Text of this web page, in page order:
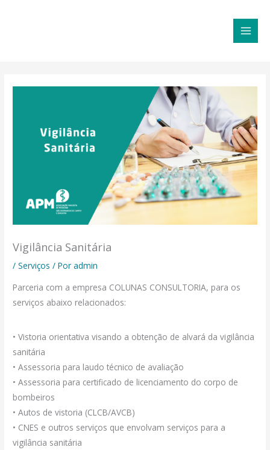
Vigilância Sanitária
/Serviços / Poradmin
Parceria com a empresa COLUNAS CONSULTORIA, para os
serviços abaixo relacionados:
• Vistoria orientativa visando a obtenção de alvará da vigilância
sanitária
• Assessoria para laudo técnico de avaliação
• Assessoria para certificado de licenciamento do corpo de
bombeiros
• Autos de vistoria (CLCB/AVCB)
• CNES e outros serviços que envolvam serviços para a
vigilância sanitária